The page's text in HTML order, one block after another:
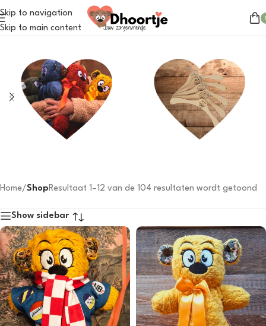
Skip to navigation
Skip to main content
Home/ShopResultaat 1–12 van de 104 resultaten wordt getoond
Show sidebar